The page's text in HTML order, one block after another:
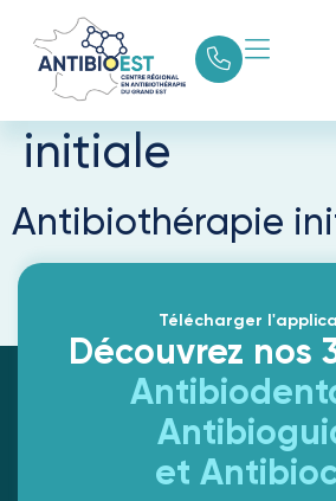
Catégorie
initiale
Antibiothérapie
Télécharger
Découvrez nos
et